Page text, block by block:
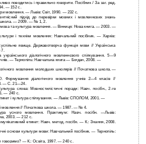
поводитись і правильно говорити. Посібник / За заг. ред.
— 152 с.
мовлення. — Львів: Світ, 1990. — 232 с.
підхід до перевірки мовних і мовленнєвих­ знань
школа. — 2009. — № 1, 2.
мова та культура мовлення. — Вінниця: Нова книга. — 2003. —
і техніки мовлення: Навчальний посібник. — Харків:
явище. Державотворча функція мови // Українська
українського діалогічного мовленнєвого спілкування. 5—9
— Тернопіль: Навчальна книга — Богдан, 2008. —
мовлення молодших школярів // Початкова школа. —
. Формування діалогічного мовлення учнів 2—4 класів //
— С. 21—24.
слова: Мовностилістичні поради: Навч. посібн., 2-ге
— 240 с.
і культура спілкування. — Львів: СПОЛОМ, 2001. —
мовлення // Початкова школа. — 1987. — № 4.
усного мовлення. Практикум: Навч. посібн. —Львів:
2003. — 212 с.
етикет: Навч. метод. посібн. — К.: Знання, 2008.
основи культури мови: Навчальний посібник. — Тернопіль:
говоримо? — К.: Освіта, 1997. — 240 с.